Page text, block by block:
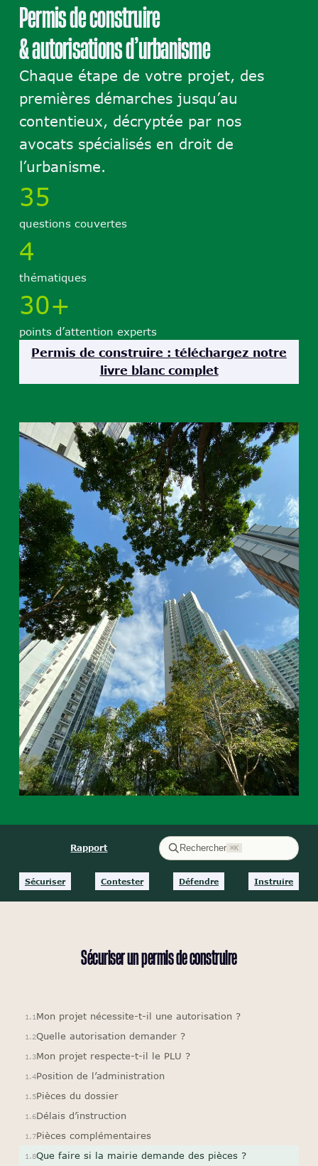
Permis de construire
& autorisationsd’urbanisme
Chaque étape de votre projet, des
premières démarches jusqu’au
contentieux, décryptée par nos
avocats spécialisés en droit de
l’urbanisme.
35
questions couvertes
4
thématiques
30+
points d’attention experts
Permis de construire : téléchargez notre
livre blanc complet
Rapport Rechercher ⌘K
Sécuriser Contester Défendre Instruire
Sécuriser unpermis de construire
1.1Mon projet nécessite-t-il une autorisation ?
1.2Quelle autorisation demander ?
1.3Mon projet respecte-t-il le PLU ?
1.4Position de l’administration
1.5Pièces du dossier
1.6Délais d’instruction
1.7Pièces complémentaires
1.8Que faire si la mairie demande des pièces ?